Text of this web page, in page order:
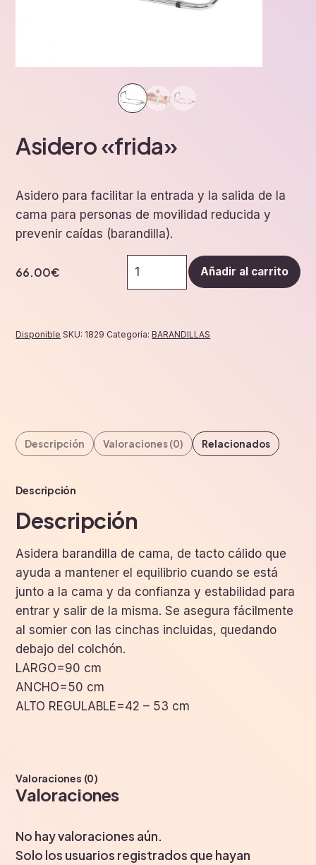
Asidero «frida»
Asidero para facilitar la entrada y la salida de la
cama para personas de movilidad reducida y
prevenir caídas (barandilla).
66.00€
"frida"
Añadir al carrito
Disponible SKU: 1829 Categoría:BARANDILLAS
Descripción Valoraciones (0) Relacionados
Descripción
Descripción
Asidera barandilla de cama, de tacto cálido que
ayuda a mantener el equilibrio cuando se está
junto a la cama y da confianza y estabilidad para
entrar y salir de la misma. Se asegura fácilmente
al somier con las cinchas incluidas, quedando
debajo del colchón.
LARGO=90 cm
ANCHO=50 cm
ALTO REGULABLE=42 – 53 cm
Valoraciones (0)
Valoraciones
No hay valoraciones aún.
Solo los usuarios registrados que hayan